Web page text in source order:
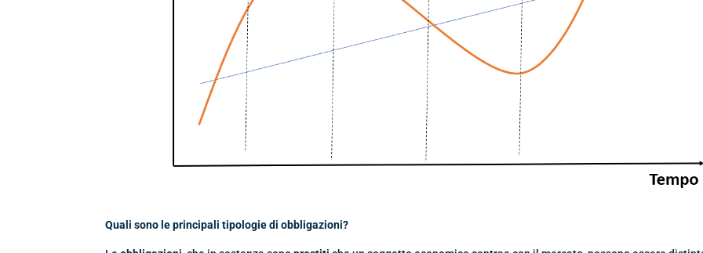
Quali sono le principali tipologie di obbligazioni?